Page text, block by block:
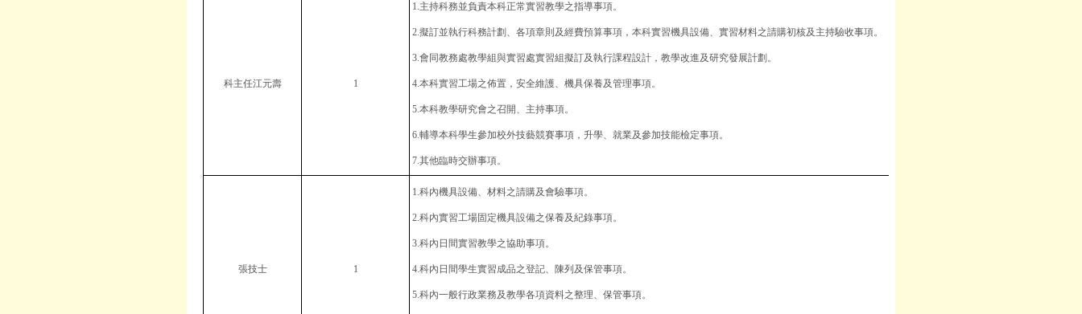
科主任江元壽 1
1.主持科務並負責本科正常實習教學之指導事項。
2.擬訂並執行科務計劃、各項章則及經費預算事項，本科實習機具設備、實習材料之請購初核及主持驗收事項。
3.會同教務處教學組與實習處實習組擬訂及執行課程設計，教學改進及研究發展計劃。
4.本科實習工場之佈置，安全維護、機具保養及管理事項。
5.本科教學研究會之召開、主持事項。
6.輔導本科學生參加校外技藝競賽事項，升學、就業及參加技能檢定事項。
7.其他臨時交辦事項。
張技士 1
1.科內機具設備、材料之請購及會驗事項。
2.科內實習工場固定機具設備之保養及紀錄事項。
3.科內日間實習教學之協助事項。
4.科內日間學生實習成品之登記、陳列及保管事項。
5.科內一般行政業務及教學各項資料之整理、保管事項。